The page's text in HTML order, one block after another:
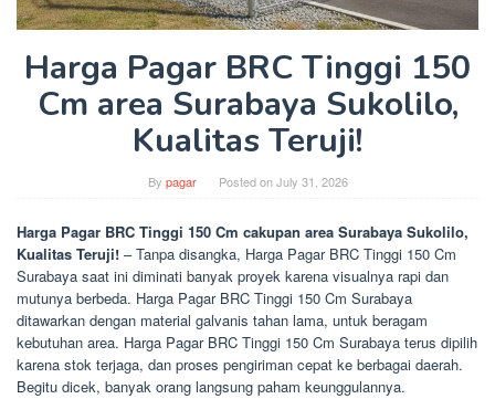
Harga Pagar BRC Tinggi 150
Cm area Surabaya Sukolilo,
Kualitas Teruji!
By pagar Posted onJuly 31, 2026
Harga Pagar BRC Tinggi 150 Cm cakupan area Surabaya Sukolilo,
Kualitas Teruji! – Tanpa disangka, Harga Pagar BRC Tinggi 150 Cm
Surabaya saat ini diminati banyak proyek karena visualnya rapi dan
mutunya berbeda. Harga Pagar BRC Tinggi 150 Cm Surabaya
ditawarkan dengan material galvanis tahan lama, untuk beragam
kebutuhan area. Harga Pagar BRC Tinggi 150 Cm Surabaya terus dipilih
karena stok terjaga, dan proses pengiriman cepat ke berbagai daerah.
Begitu dicek, banyak orang langsung paham keunggulannya.